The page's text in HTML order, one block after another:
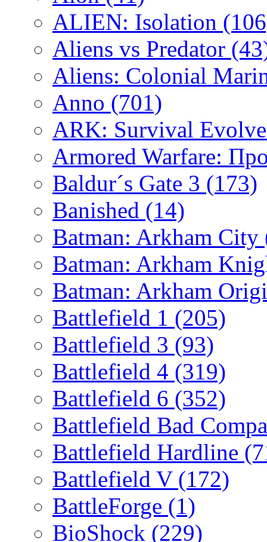
ALIEN: Isolation
Aliens vs Predator
Aliens: Colonial
Anno (701)
ARK: Survival
Armored Warfare:
Baldur´s Gate 3 (173)
Banished (14)
Batman: Arkham City
Batman: Arkham
Batman: Arkham
Battlefield 1 (205)
Battlefield 3 (93)
Battlefield 4 (319)
Battlefield 6 (352)
Battlefield Bad
Battlefield Hardline
Battlefield V (172)
BattleForge (1)
BioShock (229)